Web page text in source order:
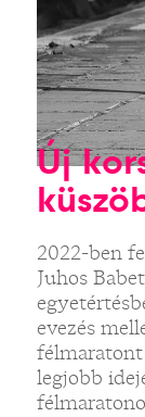
Új
2022-ben
Juhos
evezés
legjobb